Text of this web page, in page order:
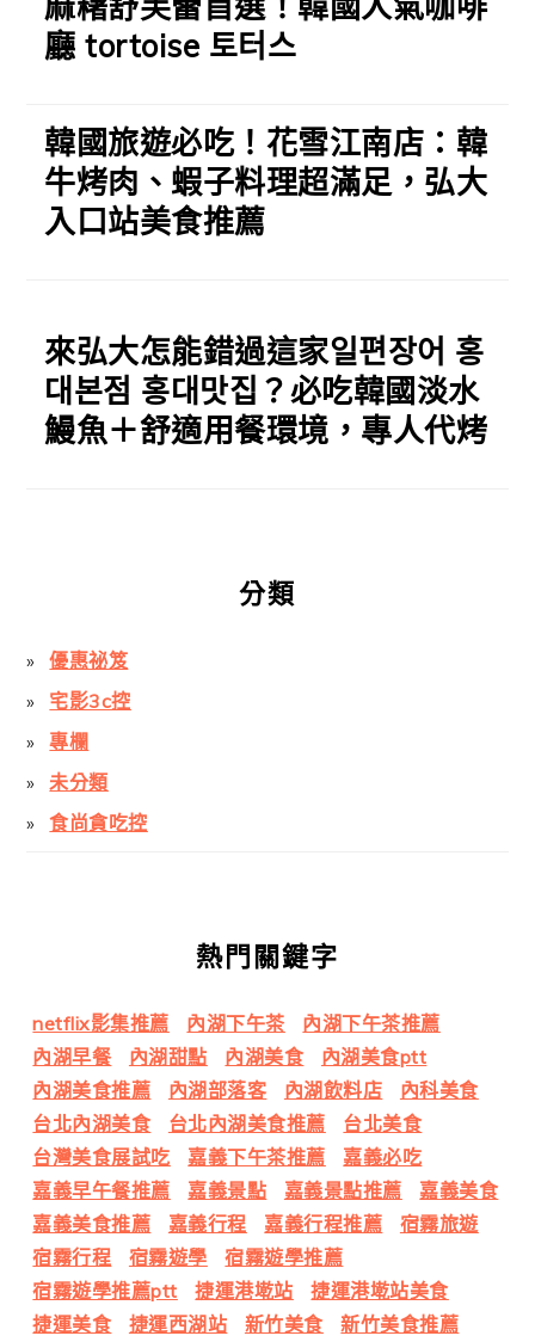
廳 tortoise 토터스
韓國旅遊必吃！花雪江南店：韓
牛烤肉、蝦子料理超滿足，弘大
入口站美食推薦
來弘大怎能錯過這家일편장어 홍
대본점 홍대맛집？必吃韓國淡水
鰻魚＋舒適用餐環境，專人代烤
分類
優惠祕笈
宅影3c控
專欄
未分類
食尚貪吃控
熱門關鍵字
netflix影集推薦 內湖下午茶
內湖下午茶推薦
內湖早餐
內湖甜點 內湖美食
內湖美食ptt
內湖美食推薦
內湖部落客 內湖飲料店
內科美食
台北內湖美食
台北內湖美食推薦
台北美食
台灣美食展試吃
嘉義下午茶推薦
嘉義必吃
嘉義早午餐推薦
嘉義景點 嘉義景點推薦
嘉義美食
嘉義美食推薦
嘉義行程 嘉義行程推薦
宿霧旅遊
宿霧行程
宿霧遊學
宿霧遊學推薦
宿霧遊學推薦ptt
捷運港墘站
捷運港墘站美食
捷運美食
捷運西湖站 新竹美食 新竹美食推薦